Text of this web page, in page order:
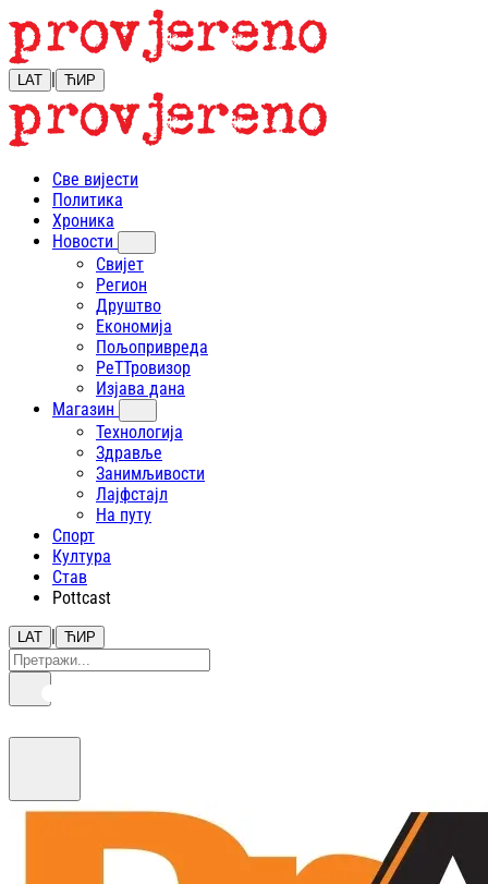
LAT | ЋИР
Све вијести
Политика
Хроника
Новости
Свијет
Регион
Друштво
Економија
Пољопривреда
РеТТровизор
Изјава дана
Магазин
Технологија
Здравље
Занимљивости
Лајфстajл
На путу
Спорт
Култура
Став
Pottcast
LAT | ЋИР